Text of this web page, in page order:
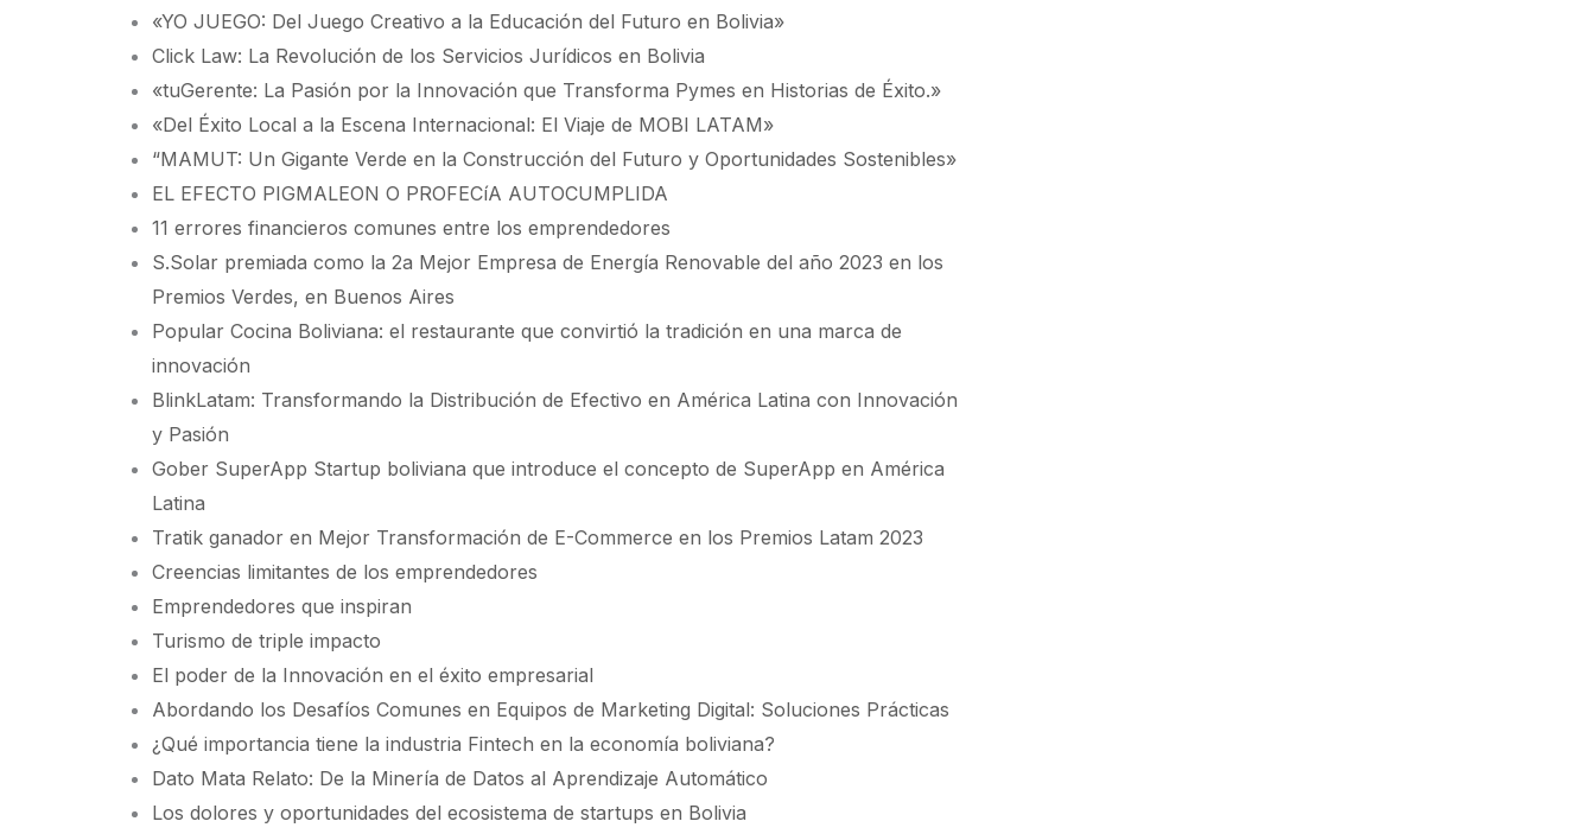
«YO JUEGO: Del Juego Creativo a la Educación del Futuro en Bolivia»
Click Law: La Revolución de los Servicios Jurídicos en Bolivia
«tuGerente: La Pasión por la Innovación que Transforma Pymes en Historias de Éxito.»
«Del Éxito Local a la Escena Internacional: El Viaje de MOBI LATAM»
“MAMUT: Un Gigante Verde en la Construcción del Futuro y Oportunidades Sostenibles»
EL EFECTO PIGMALEON O PROFECíA AUTOCUMPLIDA
11 errores financieros comunes entre los emprendedores
S.Solar premiada como la 2a Mejor Empresa de Energía Renovable del año 2023 en los
Premios Verdes, en Buenos Aires
Popular Cocina Boliviana: el restaurante que convirtió la tradición en una marca de
innovación
BlinkLatam: Transformando la Distribución de Efectivo en América Latina con Innovación
y Pasión
Gober SuperApp Startup boliviana que introduce el concepto de SuperApp en América
Latina
Tratik ganador en Mejor Transformación de E-Commerce en los Premios Latam 2023
Creencias limitantes de los emprendedores
Emprendedores que inspiran
Turismo de triple impacto
El poder de la Innovación en el éxito empresarial
Abordando los Desafíos Comunes en Equipos de Marketing Digital: Soluciones Prácticas
¿Qué importancia tiene la industria Fintech en la economía boliviana?
Dato Mata Relato: De la Minería de Datos al Aprendizaje Automático
Los dolores y oportunidades del ecosistema de startups en Bolivia